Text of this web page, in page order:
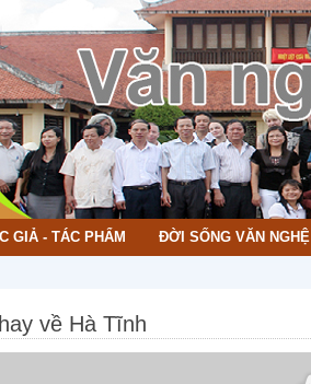
GIẢ - TÁC PHẨM ĐỜI SỐNG VĂN NGHỆ
về Hà Tĩnh